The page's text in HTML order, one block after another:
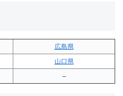
広島県
山口県
–